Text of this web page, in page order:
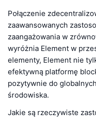
Połączenie
zaawansowanych
zaangażowania w
wyróżnia Element w
elementy, Element nie
efektywną platformę
pozytywnie do
środowiska.
Jakie są rzeczywiste